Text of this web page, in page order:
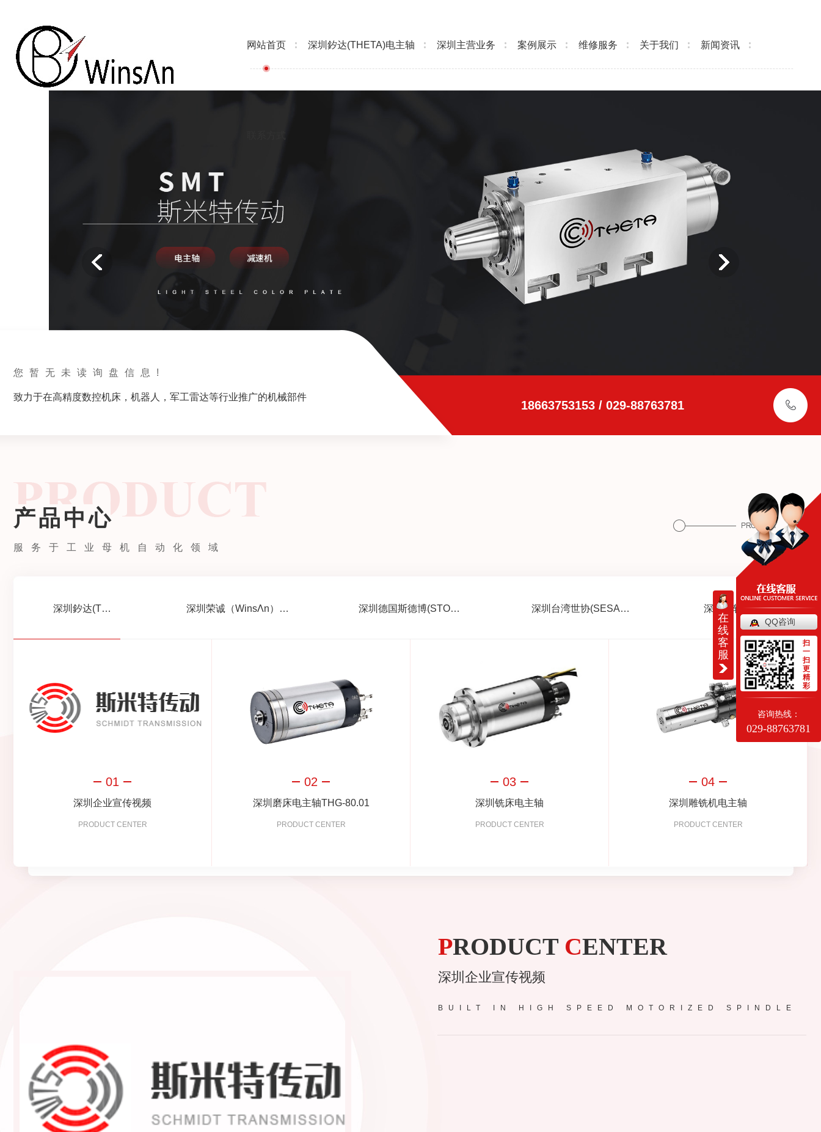
网站首页 深圳釸达(THETA)电主轴 深圳主营业务 案例展示 维修服务 关于我们 新闻资讯
您暂无未读询盘信息!
致力于在高精度数控机床，机器人，军工雷达等行业推广的机械部件
18663753153 / 029-88763781
产品中心
服务于工业母机自动化领域
深圳釸达(THETA)电主轴 深圳荣诚（WinsΛn）同步电主轴 深圳德国斯德博(STOBER)减速机 深圳台湾世协(SESAME)减速机 深圳主轴周边配套
01
深圳企业宣传视频
PRODUCT CENTER
02
深圳磨床电主轴THG-80.01
PRODUCT CENTER
03
深圳铣床电主轴
PRODUCT CENTER
04
深圳雕铣机电主轴
PRODUCT CENTER
PRODUCT CENTER
深圳企业宣传视频
BUILT IN HIGH SPEED MOTORIZED SPINDLE
在
线
客
服
QQ咨询
扫
一
扫
更
精
彩
咨询热线：
029-88763781